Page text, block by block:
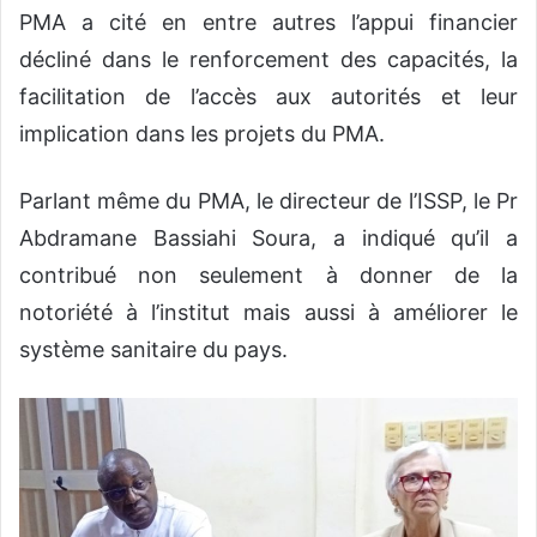
PMA a cité en entre autres l’appui financier
décliné dans le renforcement des capacités, la
facilitation de l’accès aux autorités et leur
implication dans les projets du PMA.
Parlant même du PMA, le directeur de l’ISSP, le Pr
Abdramane Bassiahi Soura, a indiqué qu’il a
contribué non seulement à donner de la
notoriété à l’institut mais aussi à améliorer le
système sanitaire du pays.